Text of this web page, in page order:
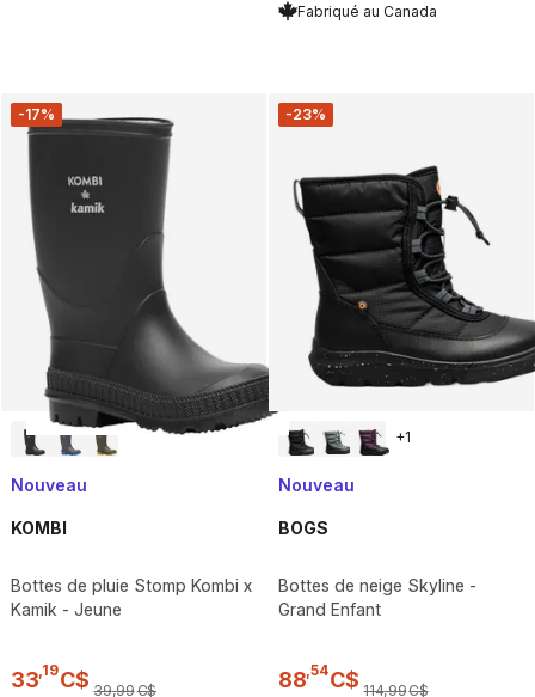
Fabriqué au Canada
-17%
Nouveau
KOMBI
Bottes de pluie Stomp Kombi x
Kamik - Jeune
33 19C$ 39,99C$
-23%
+1
Nouveau
BOGS
Bottes de neige Skyline -
Grand Enfant
88 54C$ 114,99C$